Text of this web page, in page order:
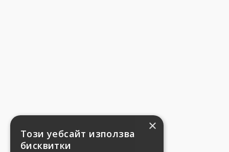
×
Този уебсайт използва
бисквитки